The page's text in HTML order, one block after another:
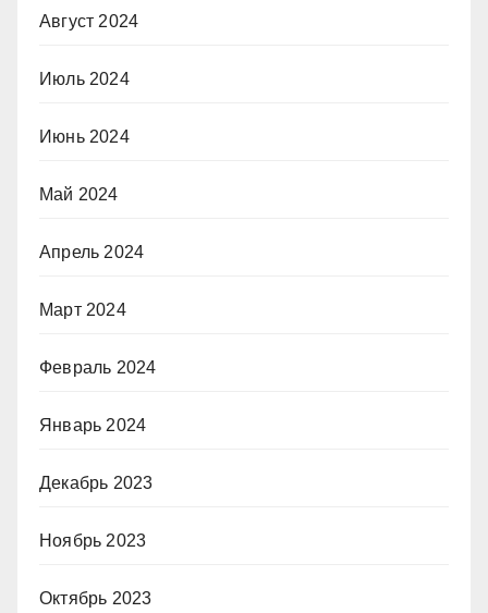
Август 2024
Июль 2024
Июнь 2024
Май 2024
Апрель 2024
Март 2024
Февраль 2024
Январь 2024
Декабрь 2023
Ноябрь 2023
Октябрь 2023